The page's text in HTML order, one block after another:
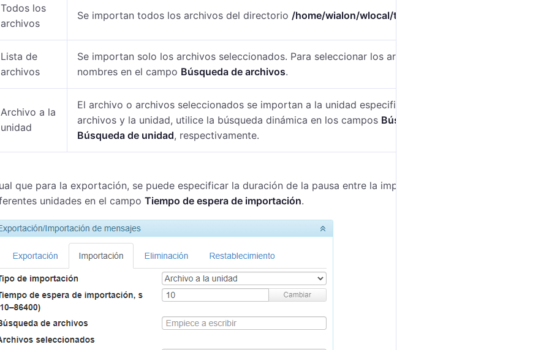
Todos los
archivos
Se importan todos los archivos del directorio /home/wialon/wlocal/tmp/exp_imp_dir
Lista de
archivos
Se importan solo los archivos seleccionados. Para seleccionar los archivos, indique sus
nombres en el campo Búsqueda de archivos.
Archivo a la
unidad
El archivo o archivos seleccionados se importan a la unidad especificada. Para indicar los
archivos y la unidad, utilice la búsqueda dinámica en los campos Búsqueda de archivos
Búsqueda de unidad, respectivamente.
que para la exportación, se puede especificar la duración de la pausa entre la importación de mensajes de
unidades en el campo Tiempo de espera de importación.